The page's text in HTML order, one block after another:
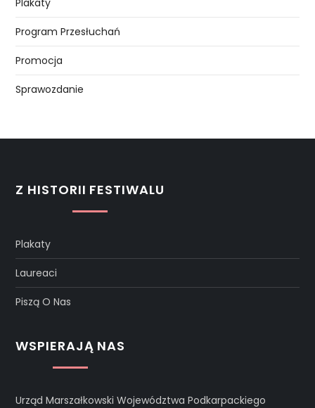
Program Przesłuchań
Promocja
Sprawozdanie
Z HISTORII FESTIWALU
Plakaty
Laureaci
Piszą O Nas
WSPIERAJĄ NAS
Urząd Marszałkowski Województwa Podkarpackiego